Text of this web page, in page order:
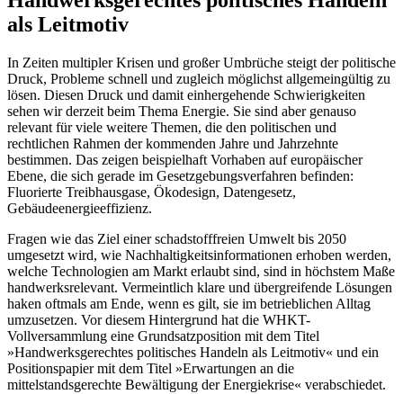
als Leitmotiv
In Zeiten multipler Krisen und großer Umbrüche steigt der politische
Druck, Probleme schnell und zugleich möglichst allgemeingültig zu
lösen. Diesen Druck und damit einhergehende Schwierigkeiten
sehen wir derzeit beim Thema Energie. Sie sind aber genauso
relevant für viele weitere Themen, die den politischen und
rechtlichen Rahmen der kommenden Jahre und Jahrzehnte
bestimmen. Das zeigen beispielhaft Vorhaben auf europäischer
Ebene, die sich gerade im Gesetzgebungsverfahren befinden:
Fluorierte Treibhausgase, Ökodesign, Datengesetz,
Gebäudeenergieeffizienz.
Fragen wie das Ziel einer schadstofffreien Umwelt bis 2050
umgesetzt wird, wie Nachhaltigkeitsinformationen erhoben werden,
welche Technologien am Markt erlaubt sind, sind in höchstem Maße
handwerksrelevant. Vermeintlich klare und übergreifende Lösungen
haken oftmals am Ende, wenn es gilt, sie im betrieblichen Alltag
umzusetzen. Vor diesem Hintergrund hat die WHKT-
Vollversammlung eine Grundsatzposition mit dem Titel
»Handwerksgerechtes politisches Handeln als Leitmotiv« und ein
Positionspapier mit dem Titel »Erwartungen an die
mittelstandsgerechte Bewältigung der Energiekrise« verabschiedet.